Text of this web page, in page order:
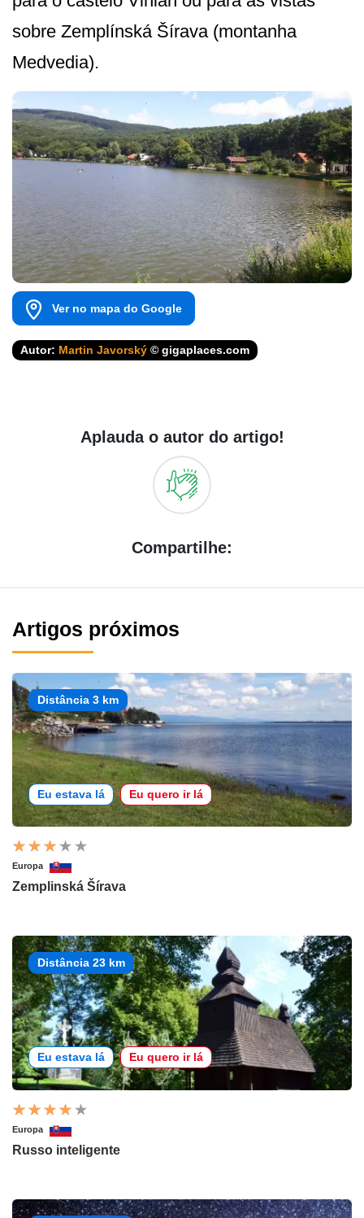
sobre Zemplínská Šírava (montanha
Medvedia).
Ver no mapa do Google
Autor: Martin Javorský © gigaplaces.com
Aplauda o autor do artigo!
Compartilhe:
Artigos próximos
Distância 3 km
Eu estava lá Eu quero ir lá
Europa
Zemplinská Šírava
Distância 23 km
Eu estava lá Eu quero ir lá
Europa
Russo inteligente